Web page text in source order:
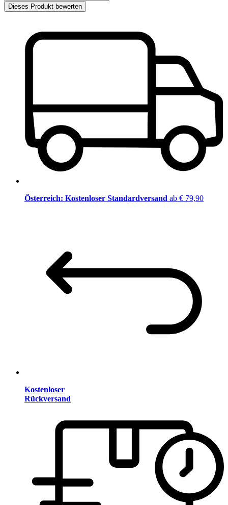
Dieses Produkt bewerten
Österreich: Kostenloser Standardversand ab € 79,90
Kostenloser
Rückversand